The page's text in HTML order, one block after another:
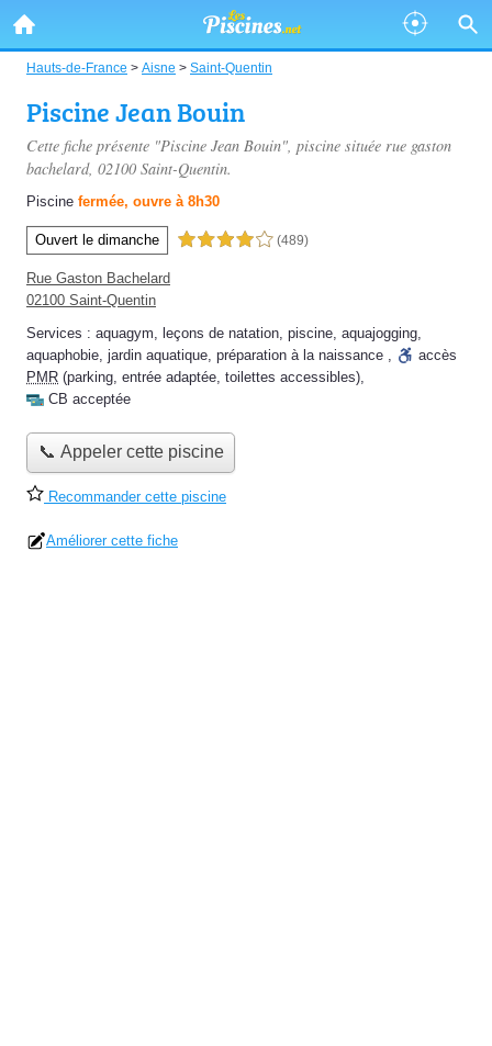
Hauts-de-France > Aisne > Saint-Quentin
Piscine Jean Bouin
Cette fiche présente "Piscine Jean Bouin", piscine située rue gaston
bachelard, 02100 Saint-Quentin.
Piscine fermée, ouvre à 8h30
Ouvert le dimanche 4,0 étoiles sur 5 (489)
Rue Gaston Bachelard
02100 Saint-Quentin
Services : aquagym, leçons de natation, piscine, aquajogging,
aquaphobie, jardin aquatique, préparation à la naissance ,
accès
PMR (parking, entrée adaptée, toilettes accessibles),
CB acceptée
📞 Appeler cette piscine
Recommander cette piscine
Améliorer cette fiche